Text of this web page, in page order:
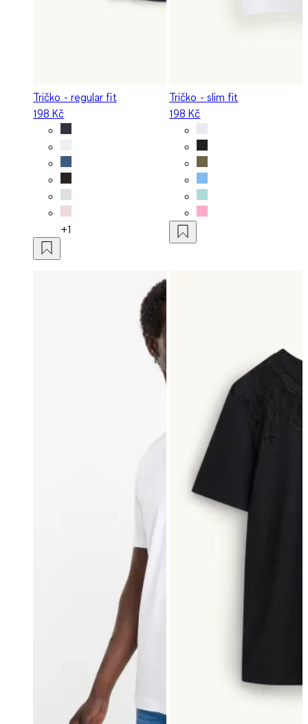
Tričko - regular fit
198 Kč
+1
Tričko - slim fit
198 Kč